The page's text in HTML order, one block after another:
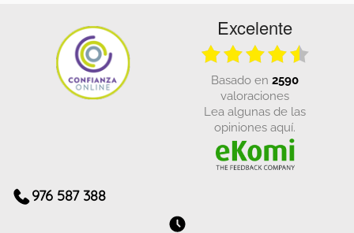
Excelente
basado en 2590
valoraciones
Lea algunas de las
opiniones aquí.
976 587 388